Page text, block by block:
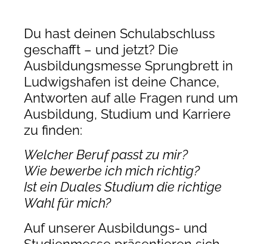
Du hast deinen Schulabschluss
geschafft – und jetzt? Die
Ausbildungsmesse Sprungbrett in
Ludwigshafen ist deine Chance,
Antworten auf alle Fragen rund um
Ausbildung, Studium und Karriere
zu finden:
Welcher Beruf passt zu mir?
Wie bewerbe ich mich richtig?
Ist ein Duales Studium die richtige
Wahl für mich?
Auf unserer Ausbildungs- und